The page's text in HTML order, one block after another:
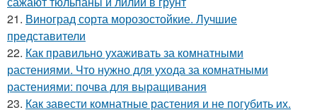
21. Виноград сорта морозостойкие. Лучшие
представители
22. Как правильно ухаживать за комнатными
растениями. Что нужно для ухода за комнатными
растениями: почва для выращивания
23. Как завести комнатные растения и не погубить их.